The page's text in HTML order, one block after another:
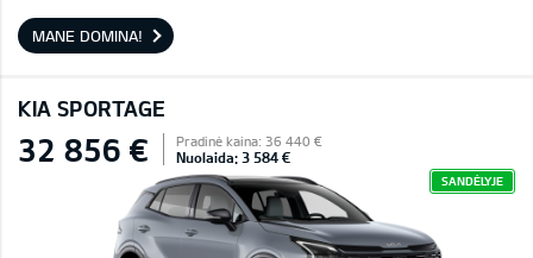
MANE DOMINA!
KIA SPORTAGE
32 856 € Pradinė kaina: 36 440 €
Nuolaida: 3 584 €
SANDĖLYJE